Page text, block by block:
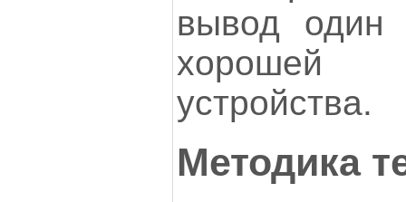
вывод один
хорошей
устройства.
Методика